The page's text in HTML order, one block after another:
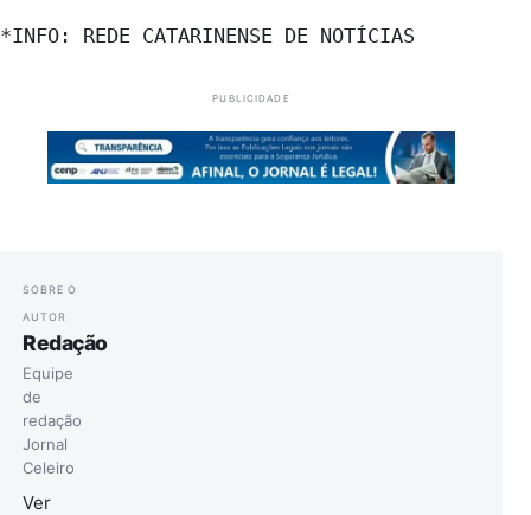
*INFO: REDE CATARINENSE DE NOTÍCIAS
PUBLICIDADE
SOBRE O
AUTOR
Redação
Equipe
de
redação
Jornal
Celeiro
Ver